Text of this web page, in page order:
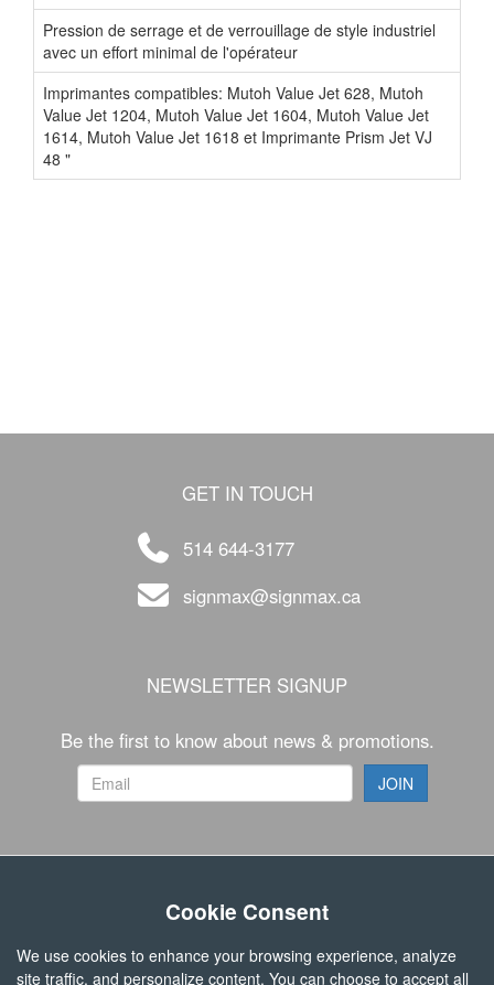
Pression de serrage et de verrouillage de style industriel
avec un effort minimal de l'opérateur
Imprimantes compatibles: Mutoh Value Jet 628, Mutoh
Value Jet 1204, Mutoh Value Jet 1604, Mutoh Value Jet
1614, Mutoh Value Jet 1618 et Imprimante Prism Jet VJ
48 "
GET IN TOUCH
514 644-3177
signmax@signmax.ca
NEWSLETTER SIGNUP
Be the first to know about news & promotions.
Cookie Consent
We use cookies to enhance your browsing experience, analyze
site traffic, and personalize content. You can choose to accept all